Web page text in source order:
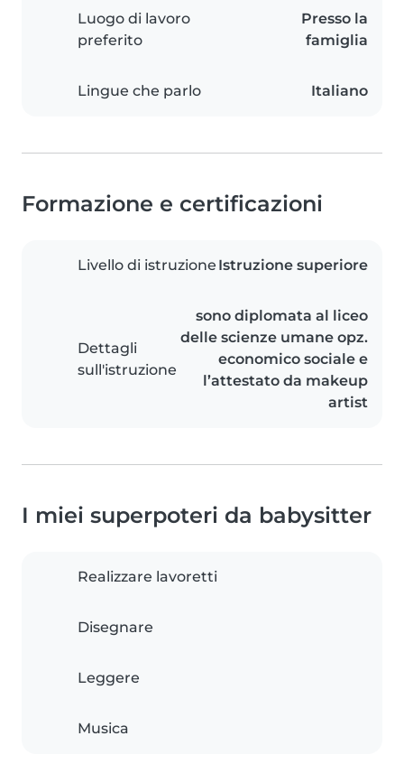
Luogo di lavoro
preferito
Presso la
famiglia
Lingue che parlo Italiano
Formazione e certificazioni
Livello di istruzione Istruzione superiore
Dettagli
sull'istruzione
sono diplomata al liceo
delle scienze umane opz.
economico sociale e
l’attestato da makeup
artist
I miei superpoteri da babysitter
Realizzare lavoretti
Disegnare
Leggere
Musica